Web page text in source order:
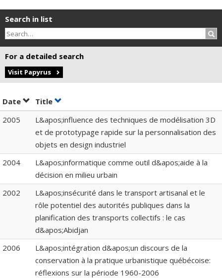
Search in list
For a detailed search
Visit Papyrus
Date Sort by date in ascending order
Title Sort by title in ascending order
2005
L&apos;influence des techniques de modélisation 3D
et de prototypage rapide sur la personnalisation des
objets en design industriel
2004
L&apos;informatique comme outil d&apos;aide à la
décision en milieu urbain
2002
L&apos;insécurité dans le transport artisanal et le
rôle potentiel des autorités publiques dans la
planification des transports collectifs : le cas
d&apos;Abidjan
2006
L&apos;intégration d&apos;un discours de la
conservation à la pratique urbanistique québécoise:
réflexions sur la période 1960-2006